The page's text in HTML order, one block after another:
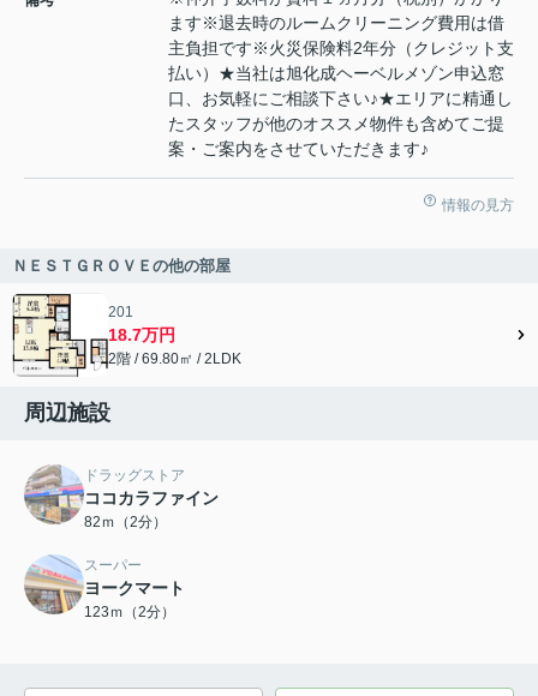
ます※退去時のルームクリーニング費用は借
主負担です※火災保険料2年分（クレジット支
払い）★当社は旭化成ヘーベルメゾン申込窓
口、お気軽にご相談下さい♪★エリアに精通し
たスタッフが他のオススメ物件も含めてご提
案・ご案内をさせていただきます♪
情報の見方
ＮＥＳＴＧＲＯＶＥの他の部屋
201
18.7万円
2階 / 69.80㎡ / 2LDK
周辺施設
ドラッグストア
ココカラファイン
82ｍ（2分）
スーパー
ヨークマート
123ｍ（2分）